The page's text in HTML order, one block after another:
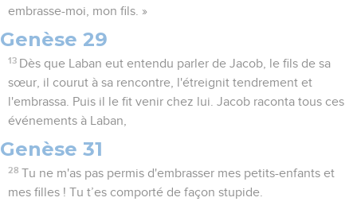
embrasse-moi, mon fils. »
Genèse 29
13 Dès que Laban eut entendu parler de Jacob, le fils de sa
sœur, il courut à sa rencontre, l'étreignit tendrement et
l'embrassa. Puis il le fit venir chez lui. Jacob raconta tous ces
événements à Laban,
Genèse 31
28 Tu ne m'as pas permis d'embrasser mes petits-enfants et
mes filles ! Tu t’es comporté de façon stupide.